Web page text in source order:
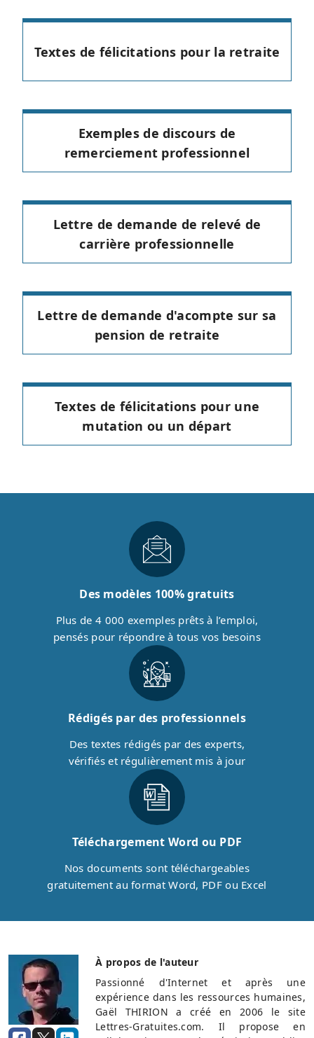
Textes de félicitations pour la retraite
Exemples de discours de
remerciement professionnel
Lettre de demande de relevé de
carrière professionnelle
Lettre de demande d'acompte sur sa
pension de retraite
Textes de félicitations pour une
mutation ou un départ
Des modèles 100% gratuits
Plus de 4 000 exemples prêts à l’emploi,
pensés pour répondre à tous vos besoins
Rédigés par des professionnels
Des textes rédigés par des experts,
vérifiés et régulièrement mis à jour
Téléchargement Word ou PDF
Nos documents sont téléchargeables
gratuitement au format Word, PDF ou Excel
À propos de l'auteur
Passionné d'Internet et après une
expérience dans les ressources humaines,
Gaël THIRION a créé en 2006 le site
Lettres-Gratuites.com. Il propose en